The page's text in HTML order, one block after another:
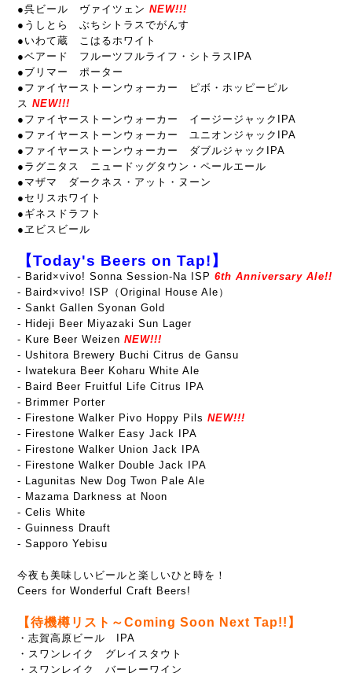
●呉ビール ヴァイツェン NEW!!!
●うしとら ぶちシトラスでがんす
● いわて蔵 こはるホワイト
●ベアード フルーツフルライフ・シトラスIPA
●ブリマー ポーター
● ファイヤーストーンウォーカー ピボ・ホッピーピル
ス NEW!!!
●ファイヤーストーンウォーカー イージージャックIPA
●ファイヤーストーンウォーカー ユニオンジャックIPA
● ファイヤーストーンウォーカー ダブルジャックIPA
● ラグニタス ニュードッグタウン・ペールエール
● マザマ ダークネス・アット・ヌーン
●セリスホワイト
●ギネスドラフト
●ヱビスビール
【Today's Beers on Tap!】
- Barid×vivo! Sonna Session-Na ISP 6th Anniversary Ale!!
- Baird×vivo! ISP（Original House Ale）
- Sankt Gallen Syonan Gold
- Hideji Beer Miyazaki Sun Lager
- Kure Beer Weizen NEW!!!
- Ushitora Brewery Buchi Citrus de Gansu
- Iwatekura Beer Koharu White Ale
- Baird Beer Fruitful Life Citrus IPA
- Brimmer Porter
- Firestone Walker Pivo Hoppy Pils NEW!!!
- Firestone Walker Easy Jack IPA
- Firestone Walker Union Jack IPA
- Firestone Walker Double Jack IPA
- Lagunitas New Dog Twon Pale Ale
- Mazama Darkness at Noon
- Celis White
- Guinness Drauft
- Sapporo Yebisu
今夜も美味しいビールと楽しいひと時を！
Ceers for Wonderful Craft Beers!
【待機樽リスト～Coming Soon Next Tap!!】
・志賀高原ビール IPA
・スワンレイク グレイスタウト
・スワンレイク バーレーワイン